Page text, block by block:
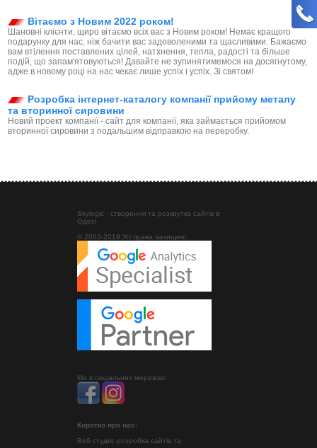
Вітаємо з Новим 2022 роком!
Шановні клієнти, щиро вітаємо всіх вас з Новим роком! Немає кращого
подарунку для нас, ніж бачити вас задоволеними та щасливими. Бажаємо
вам втілення поставлених цілей, натхнення, тепла, радості та більше
подій, що запам'ятовуються! Давайте не зупинятимемося на досягнутому,
адже в новому році на нас чекає лише успіх і успіх. Зі святом!
Розробка інтернет-каталогу компанії прийому металу
та вторинної сировини
Новий проект компанії - сайт для компанії, яка займається прийомом
вторинної сировини з подальшим відправкою на переробку.
Skylogic - створення та розкрутка сайтів в
Одесі
© 2003-2019 Усі права захищені.
Ми в соціальних мережах:
Коротко про нас:
Веб студія: розробка сайтів та